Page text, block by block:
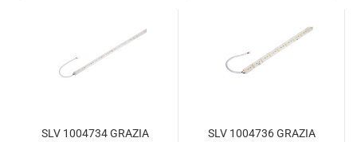
SLV 1004734 GRAZIA
SLV 1004736 GRAZIA